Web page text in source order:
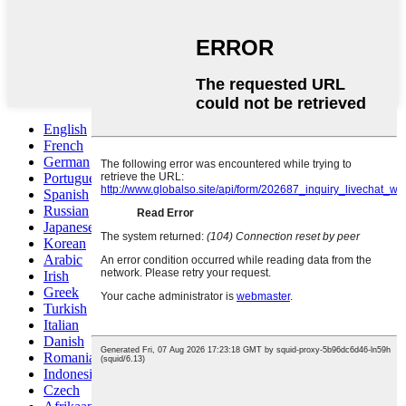
English
French
German
Portuguese
Spanish
Russian
Japanese
Korean
Arabic
Irish
Greek
Turkish
Italian
Danish
Romanian
Indonesian
Czech